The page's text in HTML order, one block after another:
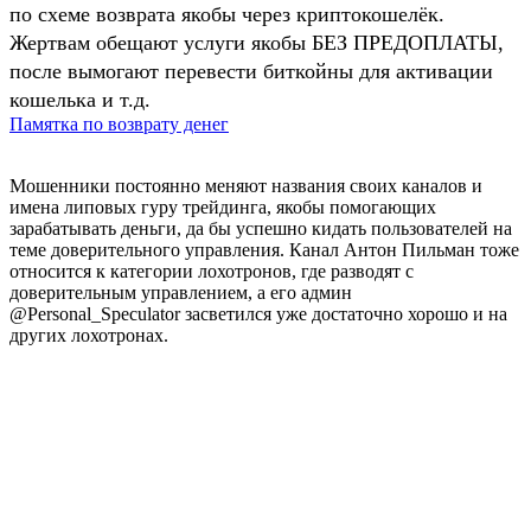
по схеме возврата якобы через криптокошелёк.
Жертвам обещают услуги якобы БЕЗ ПРЕДОПЛАТЫ,
после вымогают перевести биткойны для активации
кошелька и т.д.
Памятка по возврату денег
Мошенники постоянно меняют названия своих каналов и
имена липовых гуру трейдинга, якобы помогающих
зарабатывать деньги, да бы успешно кидать пользователей на
теме доверительного управления. Канал Антон Пильман тоже
относится к категории лохотронов, где разводят с
доверительным управлением, а его админ
@Personal_Speculator засветился уже достаточно хорошо и на
других лохотронах.